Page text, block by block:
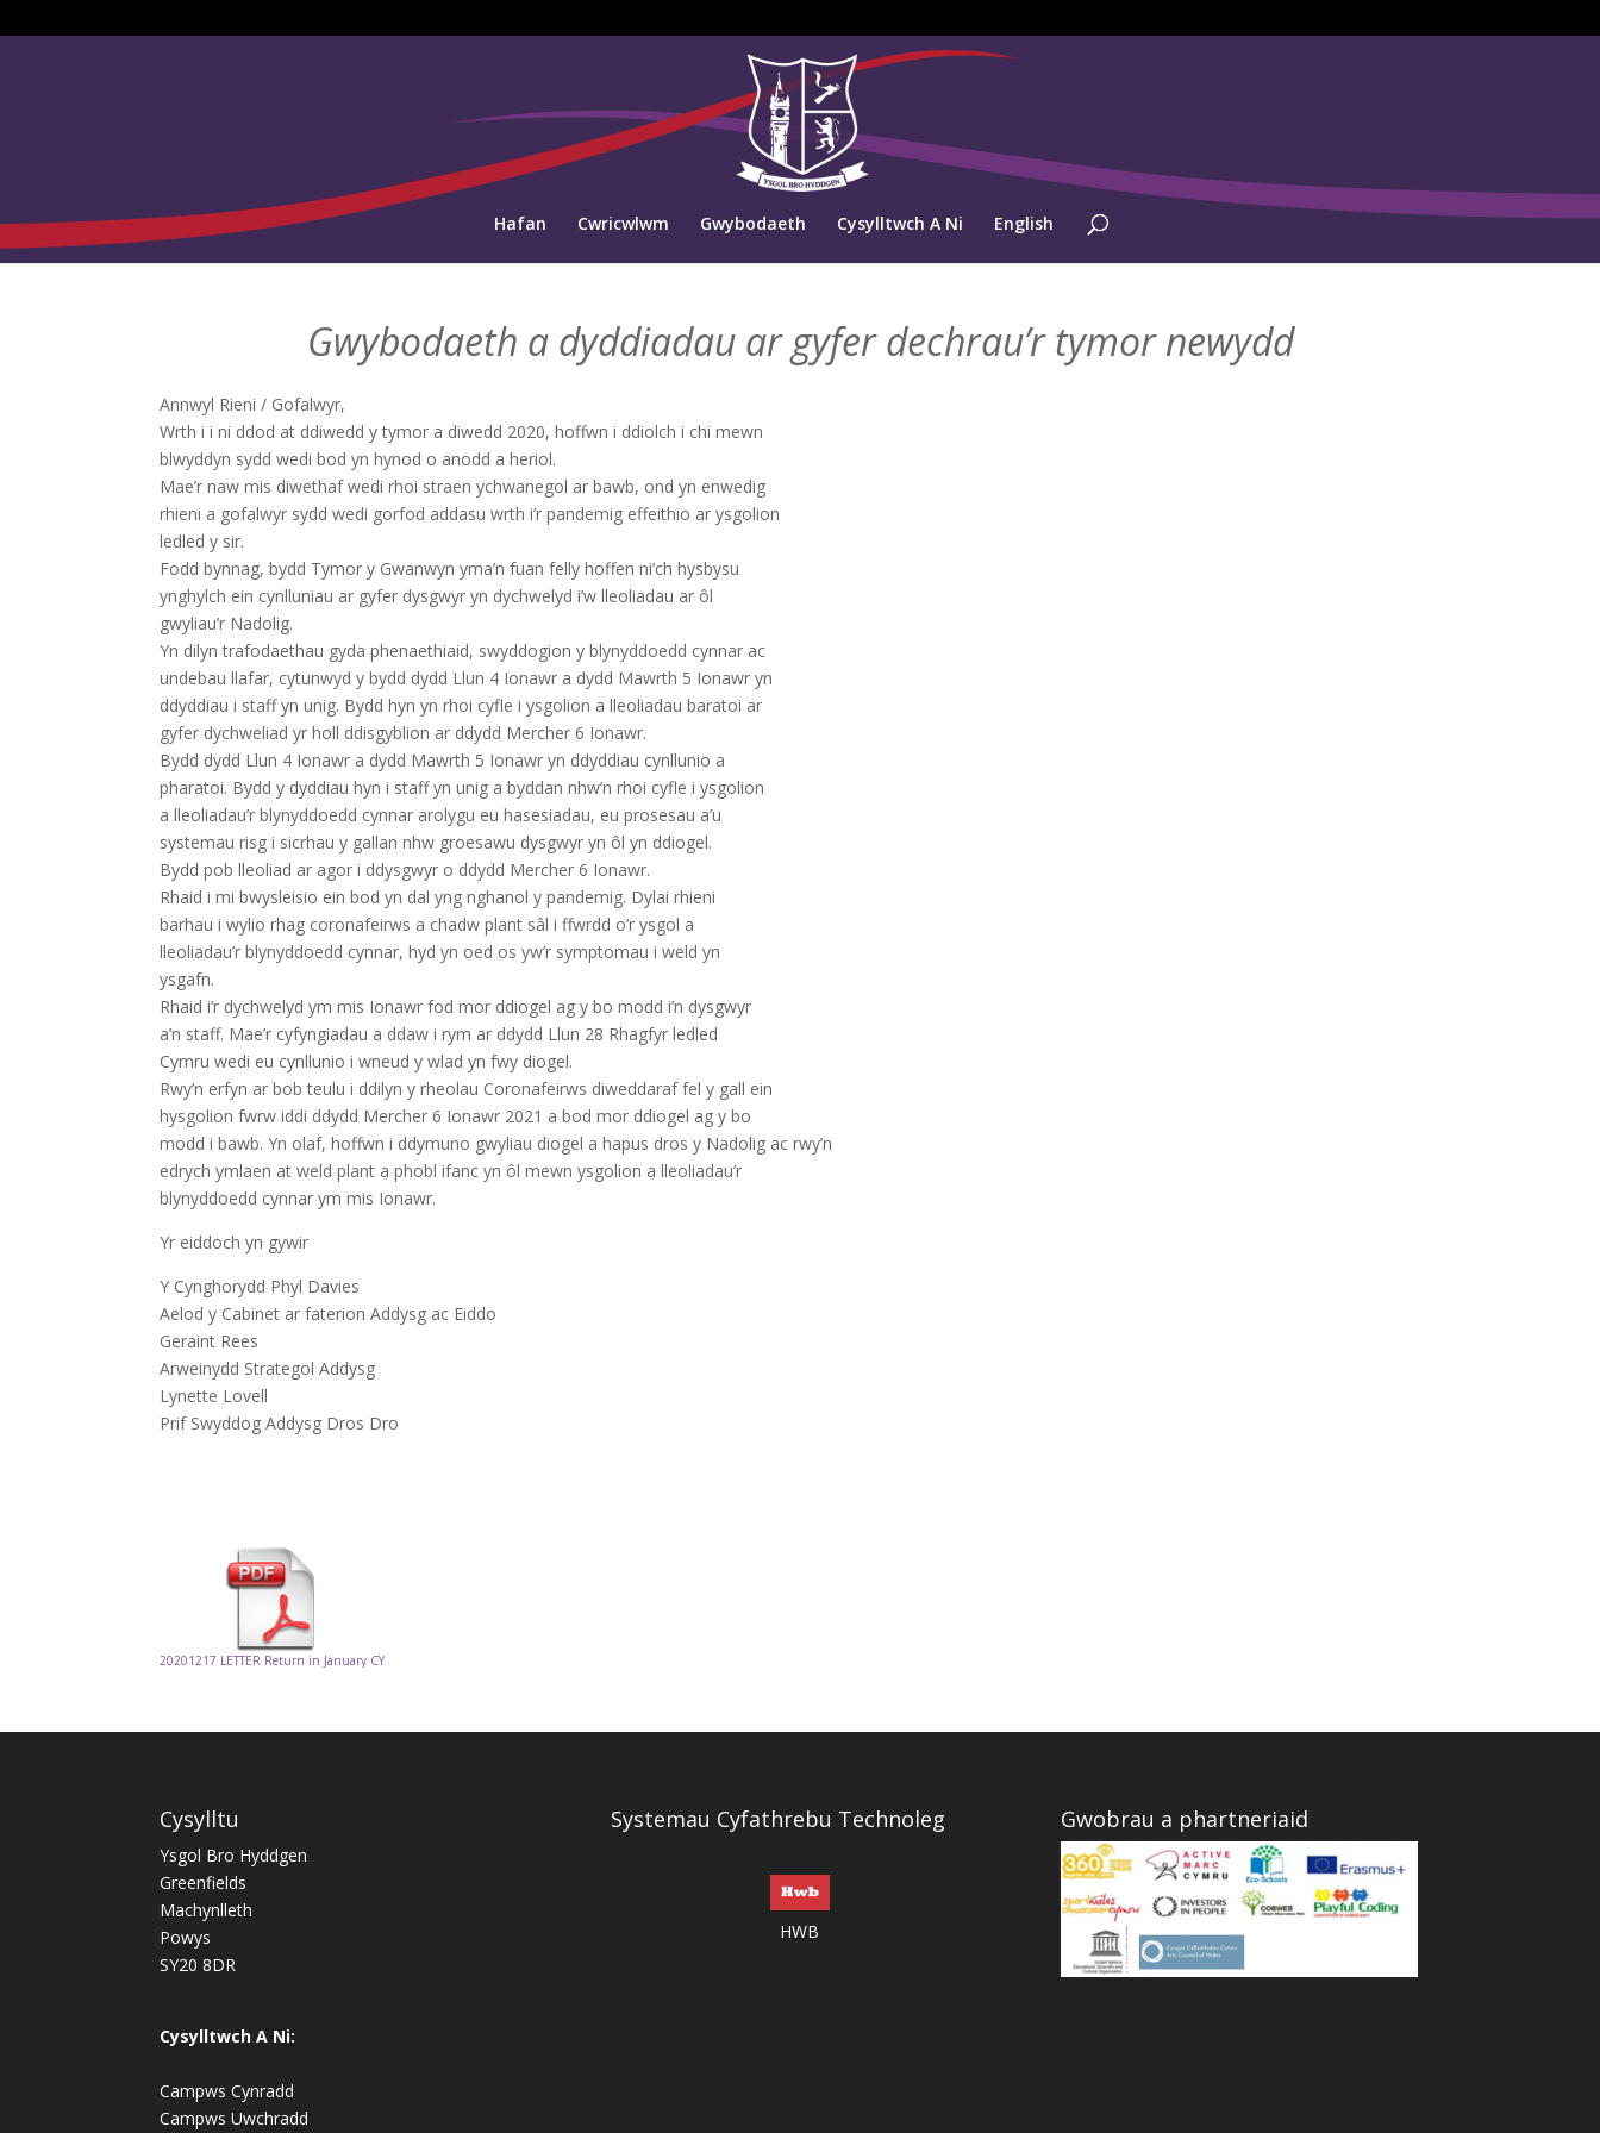
Hafan Cwricwlwm Gwybodaeth Cysylltwch A Ni English
Gwybodaeth a dyddiadau ar gyfer dechrau’r tymor newydd
Annwyl Rieni / Gofalwyr,
Wrth i i ni ddod at ddiwedd y tymor a diwedd 2020, hoffwn i ddiolch i chi mewn
blwyddyn sydd wedi bod yn hynod o anodd a heriol.
Mae’r naw mis diwethaf wedi rhoi straen ychwanegol ar bawb, ond yn enwedig
rhieni a gofalwyr sydd wedi gorfod addasu wrth i’r pandemig effeithio ar ysgolion
ledled y sir.
Fodd bynnag, bydd Tymor y Gwanwyn yma’n fuan felly hoffen ni’ch hysbysu
ynghylch ein cynlluniau ar gyfer dysgwyr yn dychwelyd i’w lleoliadau ar ôl
gwyliau’r Nadolig.
Yn dilyn trafodaethau gyda phenaethiaid, swyddogion y blynyddoedd cynnar ac
undebau llafar, cytunwyd y bydd dydd Llun 4 Ionawr a dydd Mawrth 5 Ionawr yn
ddyddiau i staff yn unig. Bydd hyn yn rhoi cyfle i ysgolion a lleoliadau baratoi ar
gyfer dychweliad yr holl ddisgyblion ar ddydd Mercher 6 Ionawr.
Bydd dydd Llun 4 Ionawr a dydd Mawrth 5 Ionawr yn ddyddiau cynllunio a
pharatoi. Bydd y dyddiau hyn i staff yn unig a byddan nhw’n rhoi cyfle i ysgolion
a lleoliadau’r blynyddoedd cynnar arolygu eu hasesiadau, eu prosesau a’u
systemau risg i sicrhau y gallan nhw groesawu dysgwyr yn ôl yn ddiogel.
Bydd pob lleoliad ar agor i ddysgwyr o ddydd Mercher 6 Ionawr.
Rhaid i mi bwysleisio ein bod yn dal yng nghanol y pandemig. Dylai rhieni
barhau i wylio rhag coronafeirws a chadw plant sâl i ffwrdd o’r ysgol a
lleoliadau’r blynyddoedd cynnar, hyd yn oed os yw’r symptomau i weld yn
ysgafn.
Rhaid i’r dychwelyd ym mis Ionawr fod mor ddiogel ag y bo modd i’n dysgwyr
a’n staff. Mae’r cyfyngiadau a ddaw i rym ar ddydd Llun 28 Rhagfyr ledled
Cymru wedi eu cynllunio i wneud y wlad yn fwy diogel.
Rwy’n erfyn ar bob teulu i ddilyn y rheolau Coronafeirws diweddaraf fel y gall ein
hysgolion fwrw iddi ddydd Mercher 6 Ionawr 2021 a bod mor ddiogel ag y bo
modd i bawb. Yn olaf, hoffwn i ddymuno gwyliau diogel a hapus dros y Nadolig ac rwy’n
edrych ymlaen at weld plant a phobl ifanc yn ôl mewn ysgolion a lleoliadau’r
blynyddoedd cynnar ym mis Ionawr.
Yr eiddoch yn gywir
Y Cynghorydd Phyl Davies
Aelod y Cabinet ar faterion Addysg ac Eiddo
Geraint Rees
Arweinydd Strategol Addysg
Lynette Lovell
Prif Swyddog Addysg Dros Dro
20201217 LETTER Return in January CY
Cysylltu
Ysgol Bro Hyddgen
Greenfields
Machynlleth
Powys
SY20 8DR
Cysylltwch A Ni:
Campws Cynradd
Campws Uwchradd
Systemau Cyfathrebu Technoleg
HWB
Gwobrau a phartneriaid